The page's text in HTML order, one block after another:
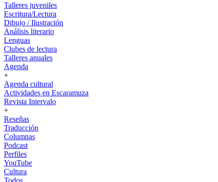
Talleres juveniles
Escritura/Lectura
Dibujo / Ilustración
Análisis literario
Lenguas
Clubes de lectura
Talleres anuales
Agenda
+
Agenda cultural
Actividades en Escaramuza
Revista Intervalo
+
Reseñas
Traducción
Columnas
Podcast
Perfiles
YouTube
Cultura
Todos